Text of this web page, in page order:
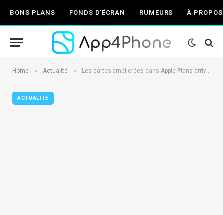
BONS PLANS FONDS D’ÉCRAN RUMEURS À PROPOS
Home » Actualité » Les cartes améliorées dans Apple Plans arrivent au Canada
ACTUALITÉ